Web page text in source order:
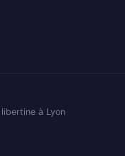
à Lyon